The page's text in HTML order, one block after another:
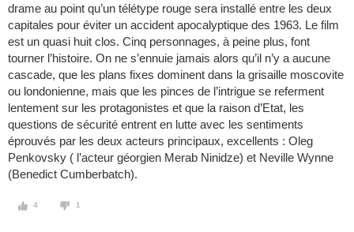
drame au point qu’un télétype rouge sera installé entre les deux
capitales pour éviter un accident apocalyptique des 1963. Le film
est un quasi huit clos. Cinq personnages, à peine plus, font
tourner l’histoire. On ne s’ennuie jamais alors qu’il n’y a aucune
cascade, que les plans fixes dominent dans la grisaille moscovite
ou londonienne, mais que les pinces de l’intrigue se referment
lentement sur les protagonistes et que la raison d’Etat, les
questions de sécurité entrent en lutte avec les sentiments
éprouvés par les deux acteurs principaux, excellents : Oleg
Penkovsky ( l’acteur géorgien Merab Ninidze) et Neville Wynne
(Benedict Cumberbatch).
4 1